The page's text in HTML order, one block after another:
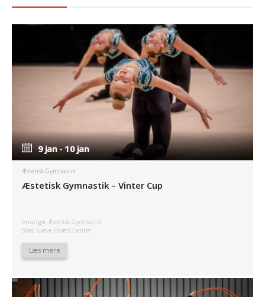
9 jan - 10 jan
9 jan - 10 jan
Æstetisk Gymnastik
Æstetisk Gymnastik – Vinter Cup
Arrangør Æstetisk Gymnastik
Sted: Greve Idræts Center
Læs mere